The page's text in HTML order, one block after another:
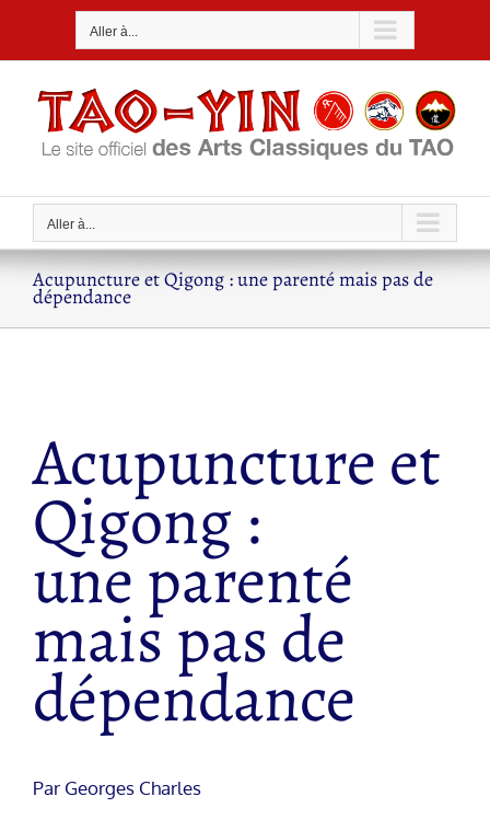
Aller à...
Aller à...
Acupuncture et Qigong : une parenté mais pas de
dépendance
Acupuncture et
Qigong :
une parenté
mais pas de
dépendance
Par Georges Charles